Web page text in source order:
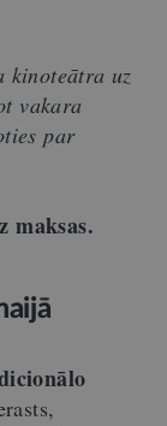
kinoteātra uz
vakara
par
maksas.
ā
ālo